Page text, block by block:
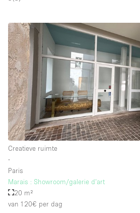
Verdieping/Toegang:
Souterrain
Begane grond tuin
Begane grond straatkant
Winkelcentrum
Terras
Boven
Creatieve ruimte
∙
Paris
Marais : Showroom/galerie d’art
20 m²
van 120€ per dag